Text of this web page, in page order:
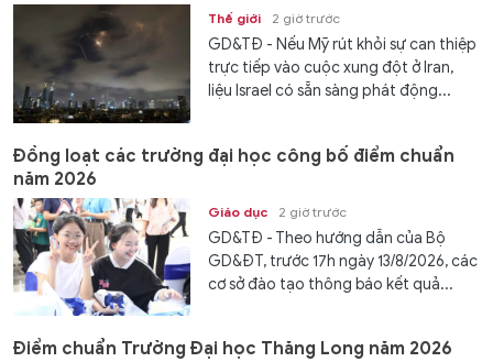
Thế giới 2 giờ trước
GD&TĐ - Nếu Mỹ rút khỏi sự can thiệp
trực tiếp vào cuộc xung đột ở Iran,
liệu Israel có sẵn sàng phát động...
Đồng loạt các trường đại học công bố điểm chuẩn
năm 2026
Giáo dục 2 giờ trước
GD&TĐ - Theo hướng dẫn của Bộ
GD&ĐT, trước 17h ngày 13/8/2026, các
cơ sở đào tạo thông báo kết quả...
Điểm chuẩn Trường Đại học Thăng Long năm 2026